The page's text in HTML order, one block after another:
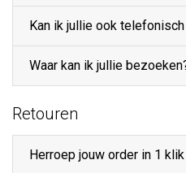
Kan ik jullie ook
Waar kan ik jullie
Retouren
Herroep jouw order in 1 klik